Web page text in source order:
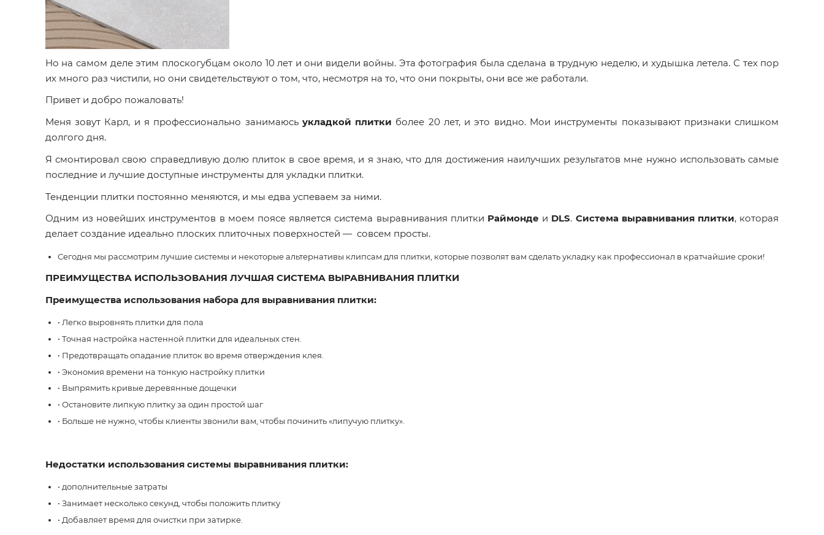
Но на самом деле этим плоскогубцам около 10 лет и они видели войны. Эта фотография была сделана в трудную неделю, и худышка летела. С тех пор
их много раз чистили, но они свидетельствуют о том, что, несмотря на то, что они покрыты, они все же работали.
Привет и добро пожаловать!
Меня зовут Карл, и я профессионально занимаюсь укладкой плитки более 20 лет, и это видно. Мои инструменты показывают признаки слишком
долгого дня.
Я смонтировал свою справедливую долю плиток в свое время, и я знаю, что для достижения наилучших результатов мне нужно использовать самые
последние и лучшие доступные инструменты для укладки плитки.
Тенденции плитки постоянно меняются, и мы едва успеваем за ними.
Одним из новейших инструментов в моем поясе является система выравнивания плитки Раймонде и DLS. Система выравнивания плитки, которая
делает создание идеально плоских плиточных поверхностей — совсем просты.
Сегодня мы рассмотрим лучшие системы и некоторые альтернативы клипсам для плитки, которые позволят вам сделать укладку как профессионал в кратчайшие сроки!
ПРЕИМУЩЕСТВА ИСПОЛЬЗОВАНИЯ ЛУЧШАЯ СИСТЕМА ВЫРАВНИВАНИЯ ПЛИТКИ
Преимущества использования набора для выравнивания плитки:
• Легко выровнять плитки для пола
• Точная настройка настенной плитки для идеальных стен.
• Предотвращать опадание плиток во время отверждения клея.
• Экономия времени на тонкую настройку плитки
• Выпрямить кривые деревянные дощечки
• Остановите липкую плитку за один простой шаг
• Больше не нужно, чтобы клиенты звонили вам, чтобы починить «липучую плитку».
Недостатки использования системы выравнивания плитки:
• дополнительные затраты
• Занимает несколько секунд, чтобы положить плитку
• Добавляет время для очистки при затирке.